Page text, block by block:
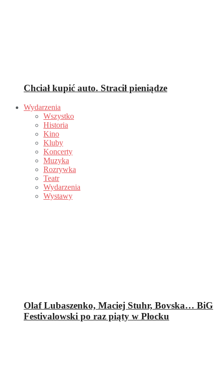
Chciał kupić auto. Stracił pieniądze
Wydarzenia
Wszystko
Historia
Kino
Kluby
Koncerty
Muzyka
Rozrywka
Teatr
Wydarzenia
Wystawy
Olaf Lubaszenko, Maciej Stuhr, Bovska… BiG
Festivalowski po raz piąty w Płocku